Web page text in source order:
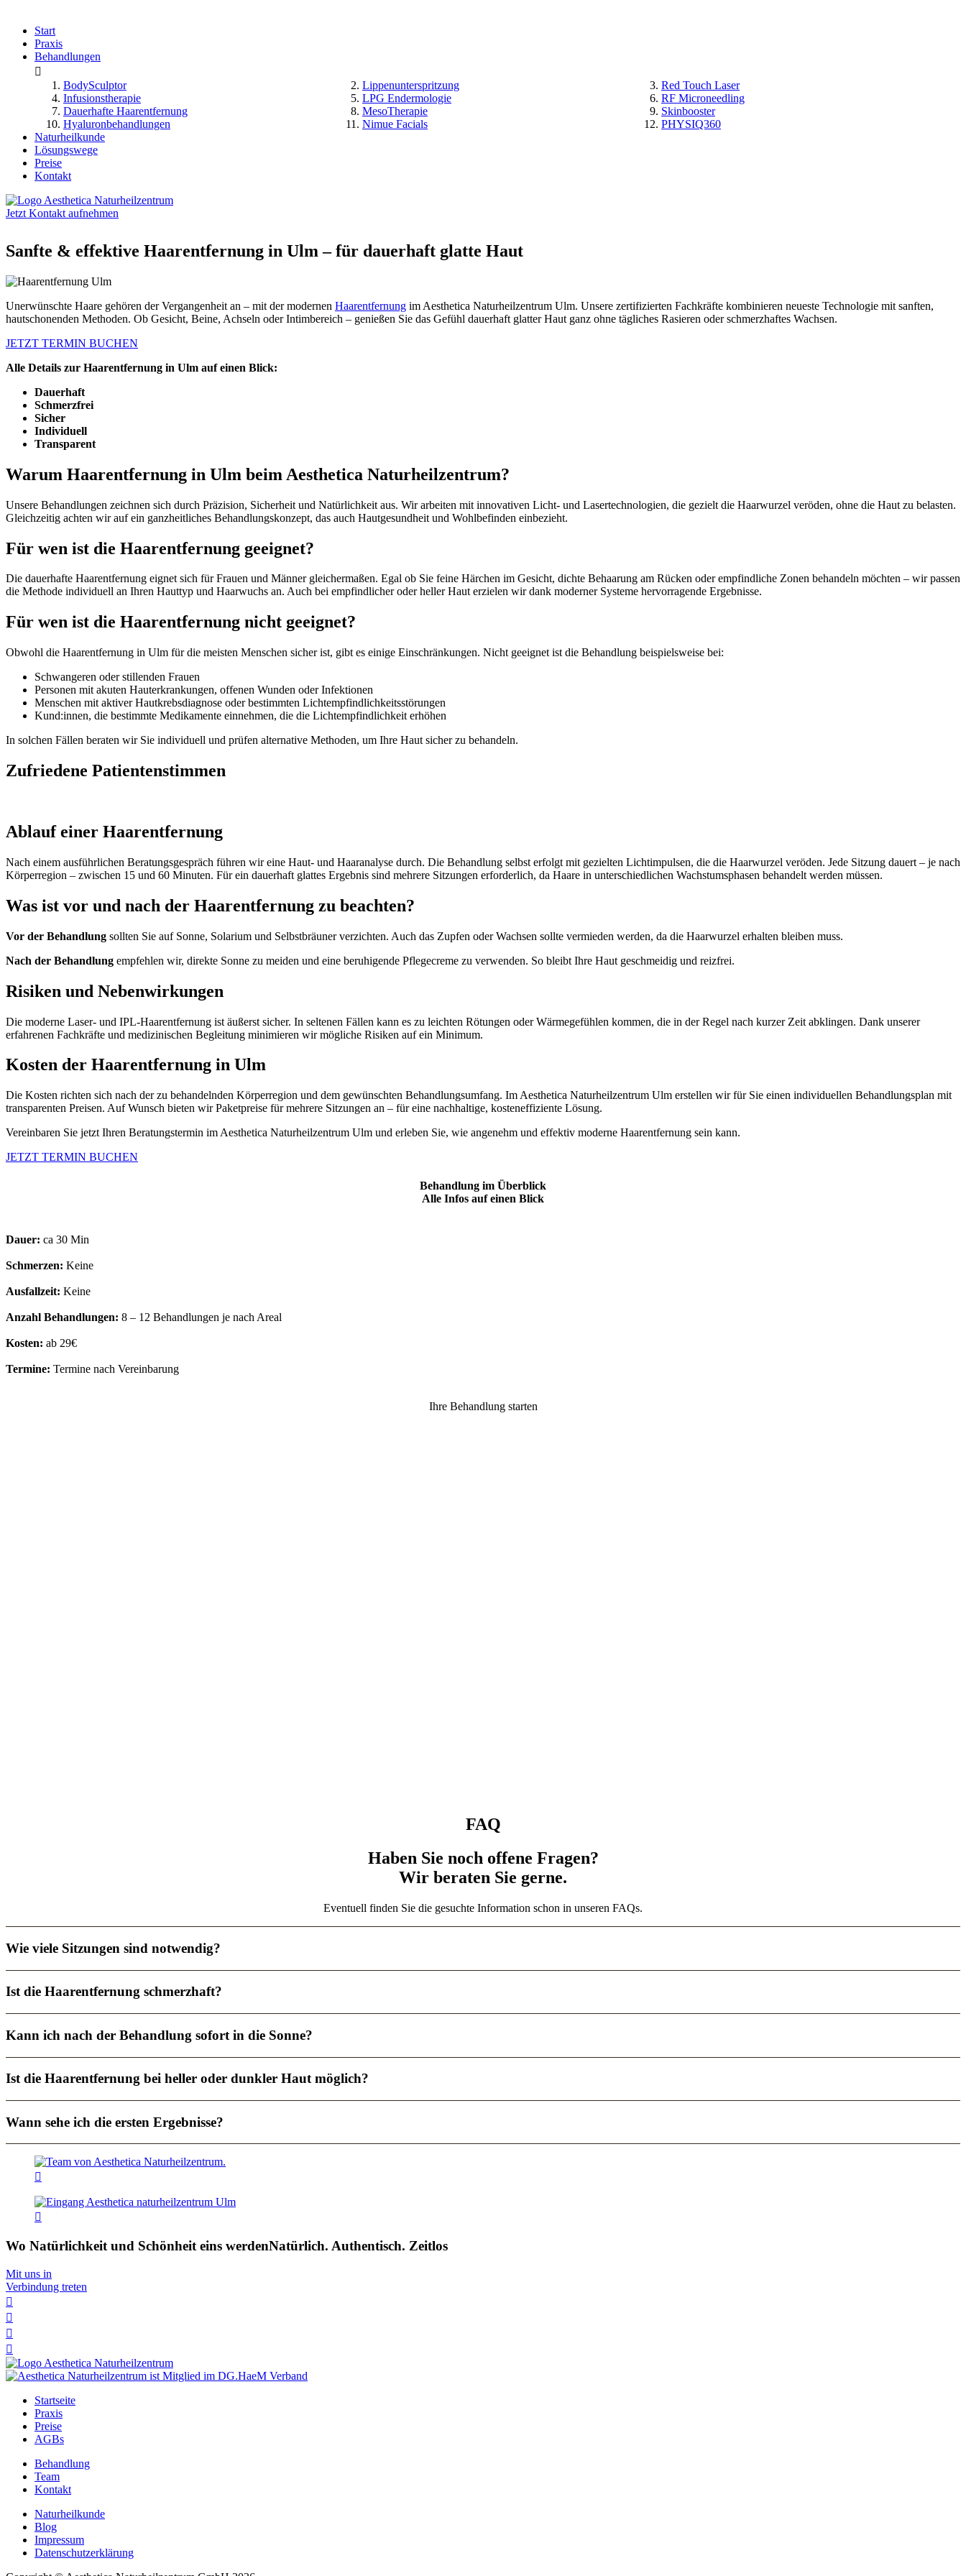
Start
Praxis
Behandlungen

BodySculptor
Lippenunterspritzung
Red Touch Laser
Infusionstherapie
LPG Endermologie
RF Microneedling
Dauerhafte Haarentfernung
MesoTherapie
Skinbooster
Hyaluronbehandlungen
Nimue Facials
PHYSIQ360
Naturheilkunde
Lösungswege
Preise
Kontakt
Jetzt Kontakt aufnehmen
Sanfte & effektive Haarentfernung in Ulm – für dauerhaft glatte Haut
Unerwünschte Haare gehören der Vergangenheit an – mit der modernen Haarentfernung im Aesthetica Naturheilzentrum Ulm. Unsere zertifizierten Fachkräfte kombinieren neueste Technologie mit sanften,
hautschonenden Methoden. Ob Gesicht, Beine, Achseln oder Intimbereich – genießen Sie das Gefühl dauerhaft glatter Haut ganz ohne tägliches Rasieren oder schmerzhaftes Wachsen.
JETZT TERMIN BUCHEN
Alle Details zur Haarentfernung in Ulm auf einen Blick:
Dauerhaft
Schmerzfrei
Sicher
Individuell
Transparent
Warum Haarentfernung in Ulm beim Aesthetica Naturheilzentrum?
Unsere Behandlungen zeichnen sich durch Präzision, Sicherheit und Natürlichkeit aus. Wir arbeiten mit innovativen Licht- und Lasertechnologien, die gezielt die Haarwurzel veröden, ohne die Haut zu belasten.
Gleichzeitig achten wir auf ein ganzheitliches Behandlungskonzept, das auch Hautgesundheit und Wohlbefinden einbezieht.
Für wen ist die Haarentfernung geeignet?
Die dauerhafte Haarentfernung eignet sich für Frauen und Männer gleichermaßen. Egal ob Sie feine Härchen im Gesicht, dichte Behaarung am Rücken oder empfindliche Zonen behandeln möchten – wir passen
die Methode individuell an Ihren Hauttyp und Haarwuchs an. Auch bei empfindlicher oder heller Haut erzielen wir dank moderner Systeme hervorragende Ergebnisse.
Für wen ist die Haarentfernung nicht geeignet?
Obwohl die Haarentfernung in Ulm für die meisten Menschen sicher ist, gibt es einige Einschränkungen. Nicht geeignet ist die Behandlung beispielsweise bei:
Schwangeren oder stillenden Frauen
Personen mit akuten Hauterkrankungen, offenen Wunden oder Infektionen
Menschen mit aktiver Hautkrebsdiagnose oder bestimmten Lichtempfindlichkeitsstörungen
Kund:innen, die bestimmte Medikamente einnehmen, die die Lichtempfindlichkeit erhöhen
In solchen Fällen beraten wir Sie individuell und prüfen alternative Methoden, um Ihre Haut sicher zu behandeln.
Zufriedene Patientenstimmen
Ablauf einer Haarentfernung
Nach einem ausführlichen Beratungsgespräch führen wir eine Haut- und Haaranalyse durch. Die Behandlung selbst erfolgt mit gezielten Lichtimpulsen, die die Haarwurzel veröden. Jede Sitzung dauert – je nach
Körperregion – zwischen 15 und 60 Minuten. Für ein dauerhaft glattes Ergebnis sind mehrere Sitzungen erforderlich, da Haare in unterschiedlichen Wachstumsphasen behandelt werden müssen.
Was ist vor und nach der Haarentfernung zu beachten?
Vor der Behandlung sollten Sie auf Sonne, Solarium und Selbstbräuner verzichten. Auch das Zupfen oder Wachsen sollte vermieden werden, da die Haarwurzel erhalten bleiben muss.
Nach der Behandlung empfehlen wir, direkte Sonne zu meiden und eine beruhigende Pflegecreme zu verwenden. So bleibt Ihre Haut geschmeidig und reizfrei.
Risiken und Nebenwirkungen
Die moderne Laser- und IPL-Haarentfernung ist äußerst sicher. In seltenen Fällen kann es zu leichten Rötungen oder Wärmegefühlen kommen, die in der Regel nach kurzer Zeit abklingen. Dank unserer
erfahrenen Fachkräfte und medizinischen Begleitung minimieren wir mögliche Risiken auf ein Minimum.
Kosten der Haarentfernung in Ulm
Die Kosten richten sich nach der zu behandelnden Körperregion und dem gewünschten Behandlungsumfang. Im Aesthetica Naturheilzentrum Ulm erstellen wir für Sie einen individuellen Behandlungsplan mit
transparenten Preisen. Auf Wunsch bieten wir Paketpreise für mehrere Sitzungen an – für eine nachhaltige, kosteneffiziente Lösung.
Vereinbaren Sie jetzt Ihren Beratungstermin im Aesthetica Naturheilzentrum Ulm und erleben Sie, wie angenehm und effektiv moderne Haarentfernung sein kann.
JETZT TERMIN BUCHEN
Behandlung im Überblick
Alle Infos auf einen Blick
Dauer: ca 30 Min
Schmerzen: Keine
Ausfallzeit: Keine
Anzahl Behandlungen: 8 – 12 Behandlungen je nach Areal
Kosten: ab 29€
Termine: Termine nach Vereinbarung
Ihre Behandlung starten
FAQ
Haben Sie noch offene Fragen?
Wir beraten Sie gerne.
Eventuell finden Sie die gesuchte Information schon in unseren FAQs.
Wie viele Sitzungen sind notwendig?
Ist die Haarentfernung schmerzhaft?
Kann ich nach der Behandlung sofort in die Sonne?
Ist die Haarentfernung bei heller oder dunkler Haut möglich?
Wann sehe ich die ersten Ergebnisse?


Wo Natürlichkeit und Schönheit eins werdenNatürlich. Authentisch. Zeitlos
Mit uns in
Verbindung treten




Startseite
Praxis
Preise
AGBs
Behandlung
Team
Kontakt
Naturheilkunde
Blog
Impressum
Datenschutzerklärung